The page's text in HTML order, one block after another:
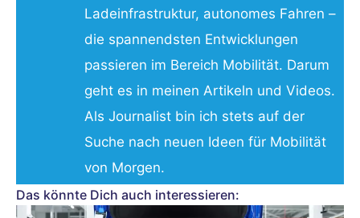
Ladeinfrastruktur, autonomes Fahren –
die spannendsten Entwicklungen
passieren im Bereich Mobilität. Darum
geht es in meinen Artikeln und Videos.
Als Journalist bin ich stets auf der
Suche nach neuen Ideen für Mobilität
von Morgen.
Das könnte Dich auch interessieren: